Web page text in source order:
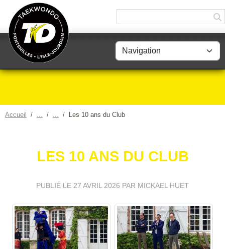
Accueil Les 10 ans du Club
LES 10 ANS DU CLUB
PUBLIÉ LE 27 AVRIL 2026 PAR MICKAEL HUET
Panneau de gestion des cookies